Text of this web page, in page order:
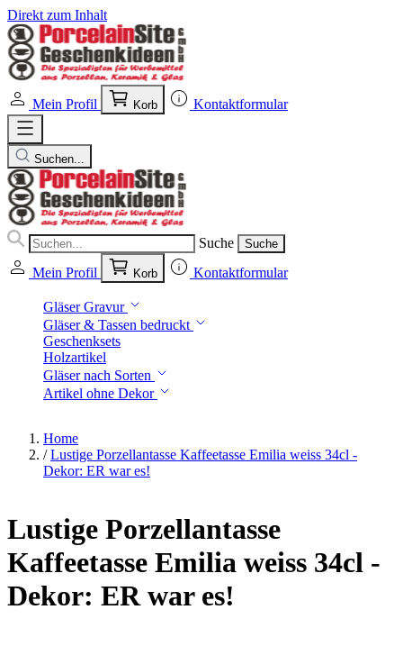
Direkt zum Inhalt
Mein Profil Korb Kontaktformular
Suchen...
Suche Suche
Mein Profil Korb Kontaktformular
Gläser Gravur
Gläser & Tassen bedruckt
Geschenksets
Holzartikel
Gläser nach Sorten
Artikel ohne Dekor
Home
/ Lustige Porzellantasse Kaffeetasse Emilia weiss 34cl -
Dekor: ER war es!
Lustige Porzellantasse
Kaffeetasse Emilia weiss 34cl -
Dekor: ER war es!